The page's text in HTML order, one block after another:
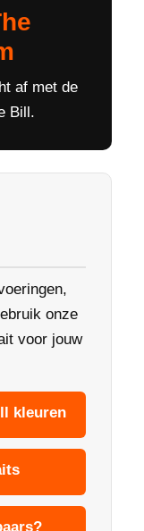
af met de
Bill.
onze
voor jouw
kleuren